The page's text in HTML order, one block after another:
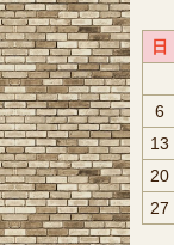
日
6
13
20
27